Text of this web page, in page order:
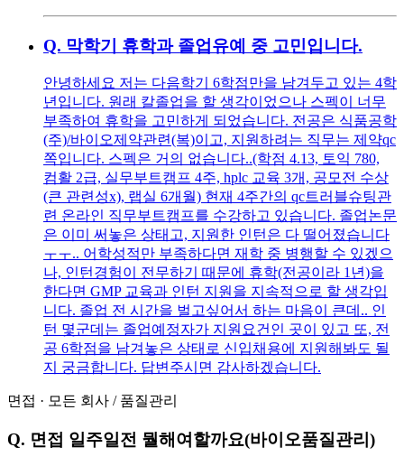
Q. 막학기 휴학과 졸업유예 중 고민입니다.
안녕하세요 저는 다음학기 6학점만을 남겨두고 있는 4학
년입니다. 원래 칼졸업을 할 생각이었으나 스펙이 너무
부족하여 휴학을 고민하게 되었습니다. 전공은 식품공학
(주)/바이오제약관련(복)이고, 지원하려는 직무는 제약qc
쪽입니다. 스펙은 거의 없습니다..(학점 4.13, 토익 780,
컴활 2급, 실무부트캠프 4주, hplc 교육 3개, 공모전 수상
(큰 관련성x), 랩실 6개월) 현재 4주간의 qc트러블슈팅관
련 온라인 직무부트캠프를 수강하고 있습니다. 졸업논문
은 이미 써놓은 상태고, 지원한 인턴은 다 떨어졌습니다
ㅜㅜ.. 어학성적만 부족하다면 재학 중 병행할 수 있겠으
나, 인턴경험이 전무하기 때문에 휴학(전공이라 1년)을
한다면 GMP 교육과 인턴 지원을 지속적으로 할 생각입
니다. 졸업 전 시간을 벌고싶어서 하는 마음이 큰데.. 인
턴 몇군데는 졸업예정자가 지원요건인 곳이 있고 또, 전
공 6학점을 남겨놓은 상태로 신입채용에 지원해봐도 될
지 궁금합니다. 답변주시면 감사하겠습니다.
면접 · 모든 회사 / 품질관리
Q. 면접 일주일전 뭘해여할까요(바이오품질관리)